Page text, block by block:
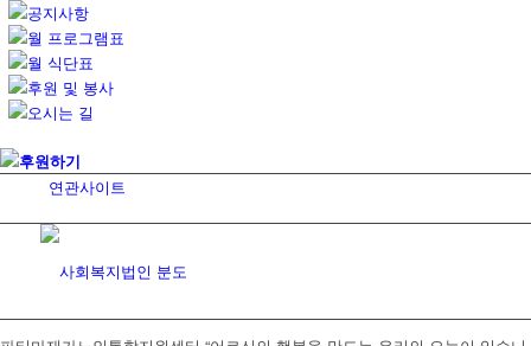
공지사항
월 프로그램표
월 식단표
후원 및 봉사
오시는 길
후원하기
연관사이트